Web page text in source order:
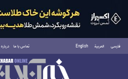
فارسی العربية English تماس با ما درباره
جمعه ۱۶ مرداد ۱۴۰۵